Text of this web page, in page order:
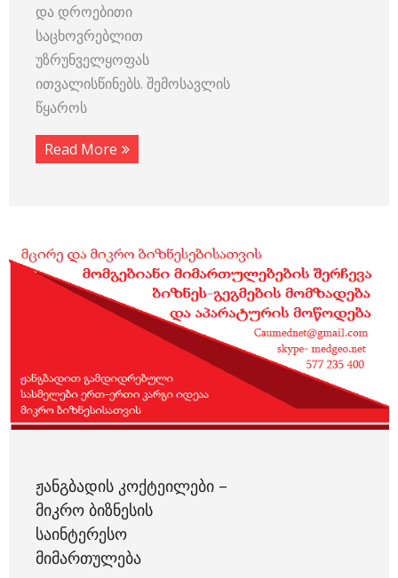
და დროებითი
საცხოვრებლით
უზრუნველყოფას
ითვალისწინებს. შემოსავლის
წყაროს
Read More
ᲟᲐᲜᲒᲑᲐᲓᲘᲡ ᲙᲝᲥᲢᲔᲘᲚᲔᲑᲘ –
ᲛᲘᲙᲠᲝ ᲑᲘᲖᲜᲔᲡᲘᲡ
ᲡᲐᲘᲜᲢᲔᲠᲔᲡᲝ
ᲛᲘᲛᲐᲠᲗᲣᲚᲔᲑᲐ